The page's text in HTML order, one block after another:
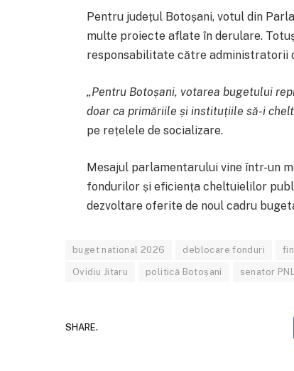
Pentru județul Botoșani, votul din
multe proiecte aflate în derulare.
responsabilitate către administratorii
„Pentru Botoșani, votarea bugetului
doar ca primăriile și instituțiile să-i
pe rețelele de socializare.
Mesajul parlamentarului vine într-un
fondurilor și eficiența cheltuielilor
dezvoltare oferite de noul cadru
buget national 2026 deblocare fonduri
Ovidiu Jitaru politică Botoșani senator
SHARE.